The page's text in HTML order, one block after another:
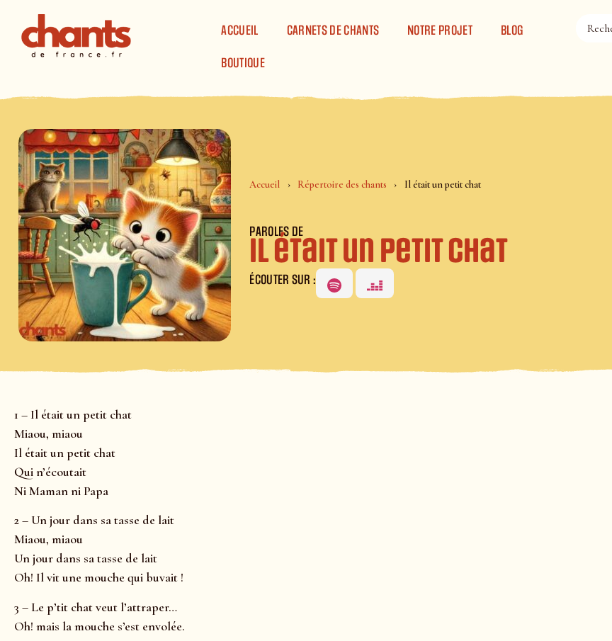
ACCUEIL
CARNETS DE CHANTS NOTRE PROJET BLOG
BOUTIQUE
Accueil Répertoire des chants Il était un petit chat
PAROLES DE
Il était un petit chat
ÉCOUTER SUR :
1 – Il était un petit chat
Miaou, miaou
Il était un petit chat
Qui n’écoutait
Ni Maman ni Papa
2 – Un jour dans sa tasse de lait
Miaou, miaou
Un jour dans sa tasse de lait
Oh! Il vit une mouche qui buvait !
3 – Le p’tit chat veut l’attraper…
Oh! mais la mouche s’est envolée.